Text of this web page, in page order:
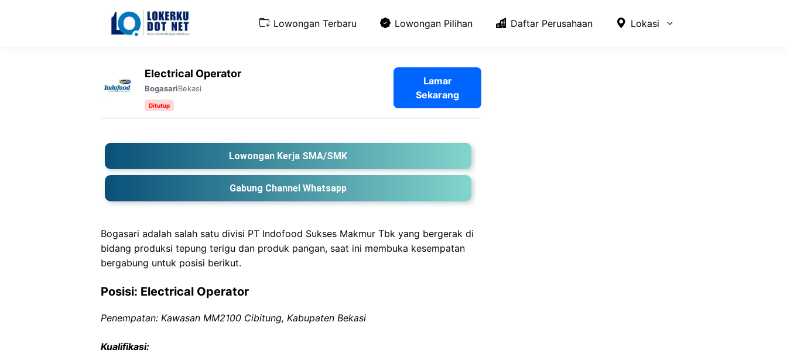
Lowongan Terbaru Lowongan Pilihan Daftar Perusahaan Lokasi
Electrical Operator
BogasariBekasi
Ditutup
Lamar
Sekarang
Lowongan Kerja SMA/SMK
Gabung Channel Whatsapp
Bogasari adalah salah satu divisi PT Indofood Sukses Makmur Tbk yang bergerak di
bidang produksi tepung terigu dan produk pangan, saat ini membuka kesempatan
bergabung untuk posisi berikut.
Posisi: Electrical Operator
Penempatan: Kawasan MM2100 Cibitung, Kabupaten Bekasi
Kualifikasi: